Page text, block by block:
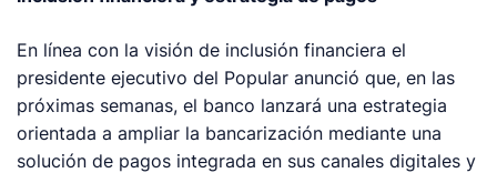
En línea con la visión de inclusión financiera el
presidente ejecutivo del Popular anunció que, en las
próximas semanas, el banco lanzará una estrategia
orientada a ampliar la bancarización mediante una
solución de pagos integrada en sus canales digitales y